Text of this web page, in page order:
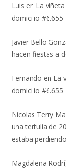
Luis en La
domicilio #6.655
Javier Bello
hacen fiestas a
Fernando en La
domicilio #6.655
Nicolas Terry
una tertulia de
estaba
Magdalena